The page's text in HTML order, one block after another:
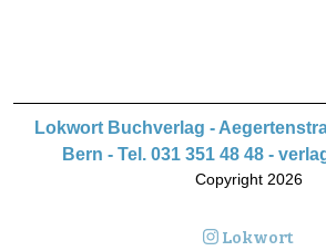
Lokwort Buchverlag -
Bern - Tel. 031 351 48 48 -
Copyright 2026
Lokwort